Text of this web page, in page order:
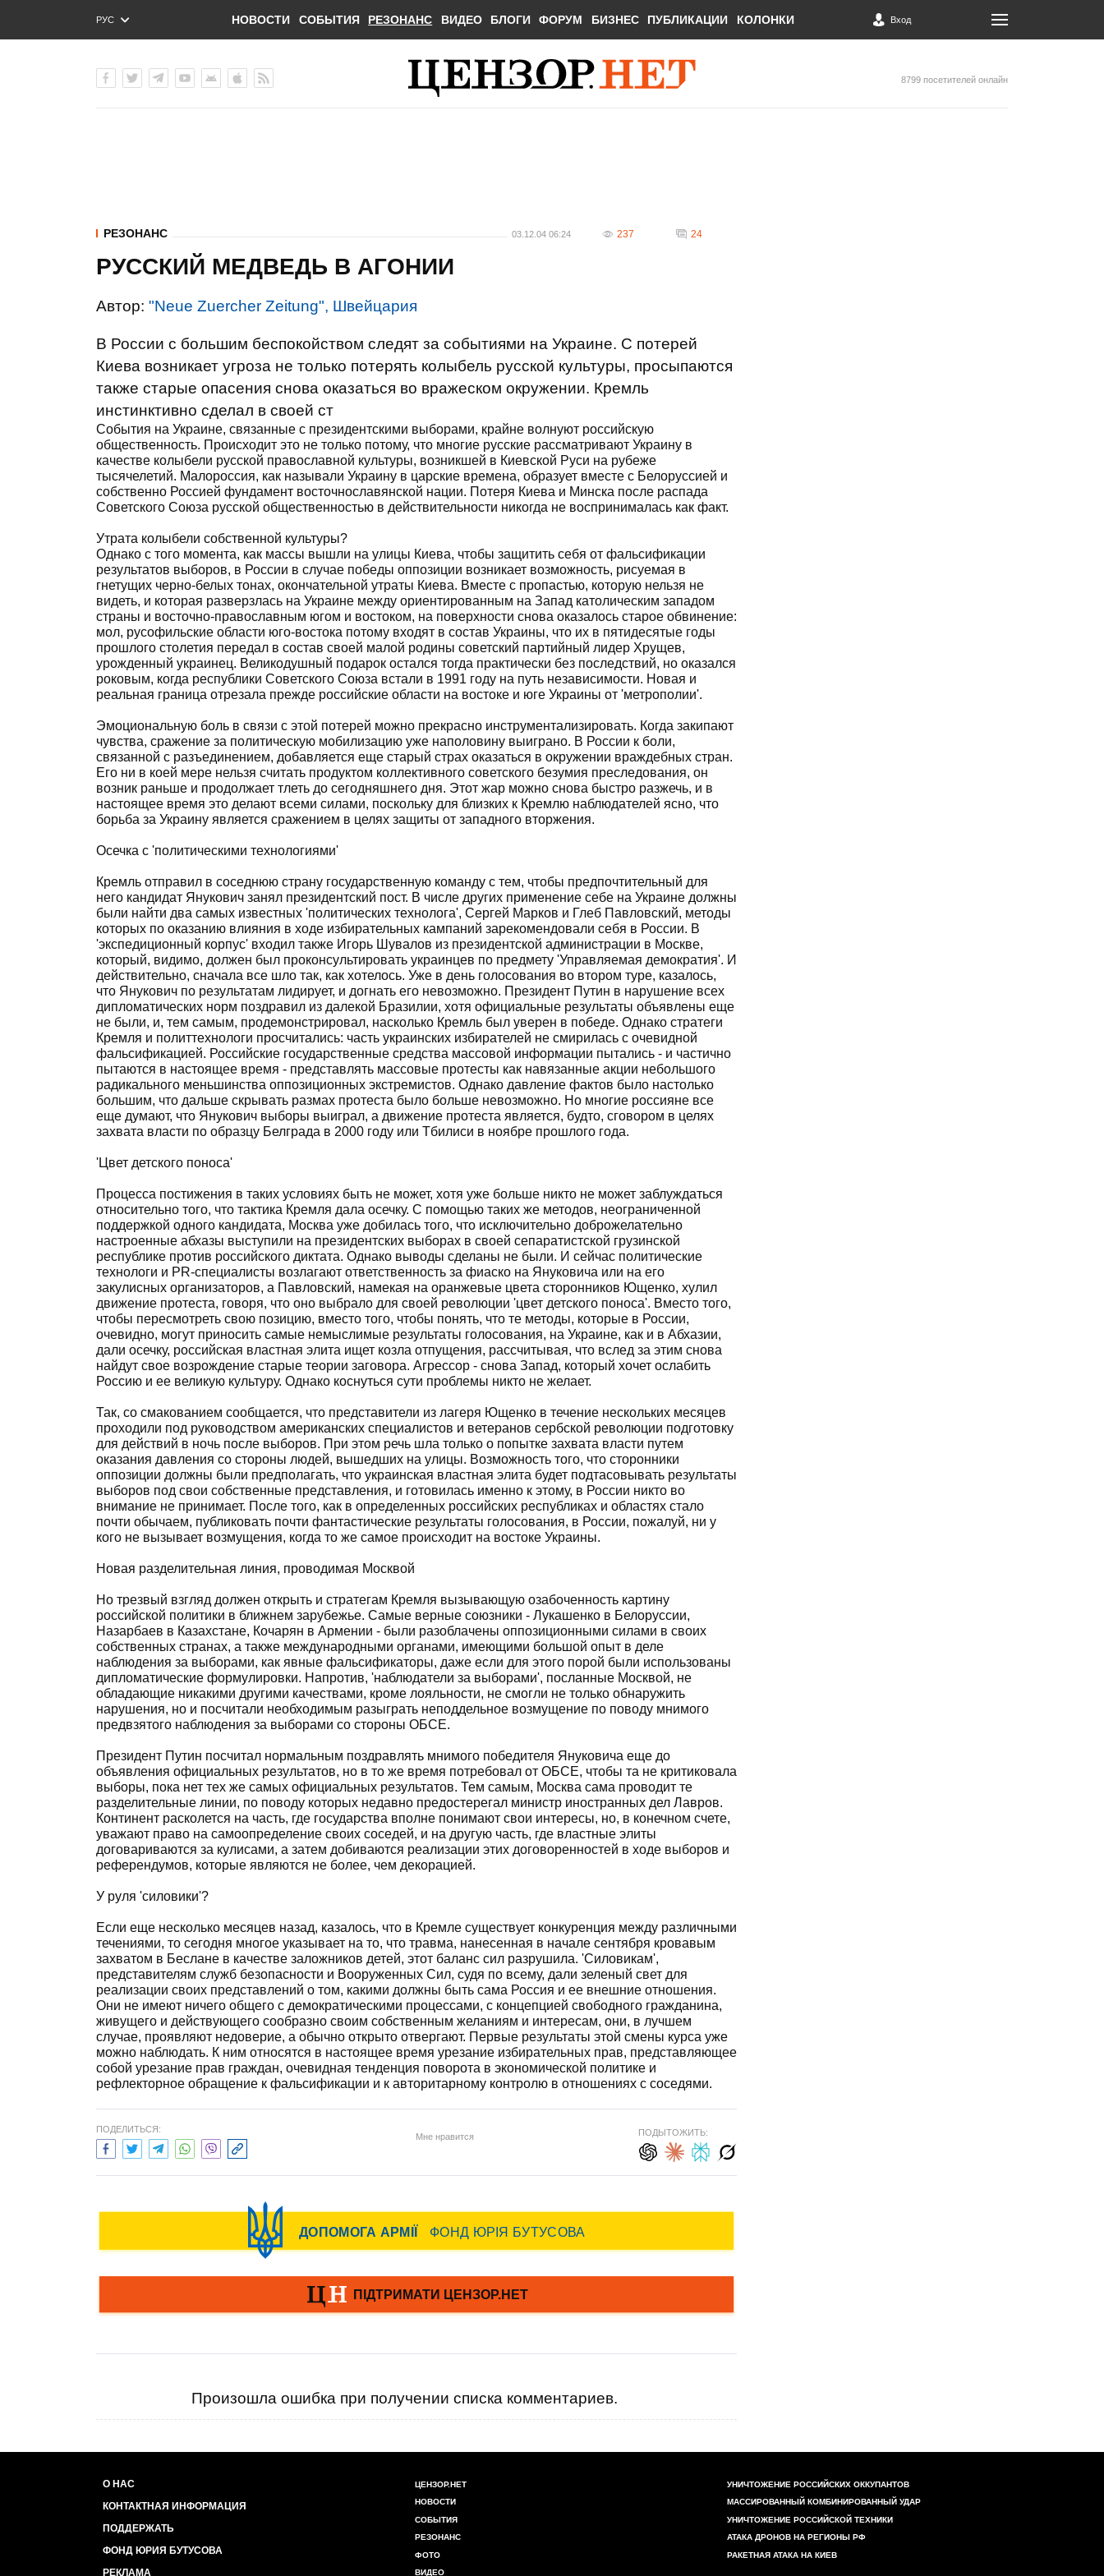
РУС
ENG
НОВОСТИ СОБЫТИЯ РЕЗОНАНС ВИДЕО БЛОГИ ФОРУМ БИЗНЕС ПУБЛИКАЦИИ КОЛОНКИ Вход
8799 посетителей онлайн
РЕЗОНАНС 03.12.04 06:24 237 24
РУССКИЙ МЕДВЕДЬ В АГОНИИ
Автор: "Neue Zuercher Zeitung", Швейцария
В России с большим беспокойством следят за событиями на Украине. С потерей
Киева возникает угроза не только потерять колыбель русской культуры, просыпаются
также старые опасения снова оказаться во вражеском окружении. Кремль
инстинктивно сделал в своей ст
События на Украине, связанные с президентскими выборами, крайне волнуют российскую
общественность. Происходит это не только потому, что многие русские рассматривают Украину в
качестве колыбели русской православной культуры, возникшей в Киевской Руси на рубеже
тысячелетий. Малороссия, как называли Украину в царские времена, образует вместе с Белоруссией и
собственно Россией фундамент восточнославянской нации. Потеря Киева и Минска после распада
Советского Союза русской общественностью в действительности никогда не воспринималась как факт.
Утрата колыбели собственной культуры?
Однако с того момента, как массы вышли на улицы Киева, чтобы защитить себя от фальсификации
результатов выборов, в России в случае победы оппозиции возникает возможность, рисуемая в
гнетущих черно-белых тонах, окончательной утраты Киева. Вместе с пропастью, которую нельзя не
видеть, и которая разверзлась на Украине между ориентированным на Запад католическим западом
страны и восточно-православным югом и востоком, на поверхности снова оказалось старое обвинение:
мол, русофильские области юго-востока потому входят в состав Украины, что их в пятидесятые годы
прошлого столетия передал в состав своей малой родины советский партийный лидер Хрущев,
урожденный украинец. Великодушный подарок остался тогда практически без последствий, но оказался
роковым, когда республики Советского Союза встали в 1991 году на путь независимости. Новая и
реальная граница отрезала прежде российские области на востоке и юге Украины от 'метрополии'.
Эмоциональную боль в связи с этой потерей можно прекрасно инструментализировать. Когда закипают
чувства, сражение за политическую мобилизацию уже наполовину выиграно. В России к боли,
связанной с разъединением, добавляется еще старый страх оказаться в окружении враждебных стран.
Его ни в коей мере нельзя считать продуктом коллективного советского безумия преследования, он
возник раньше и продолжает тлеть до сегодняшнего дня. Этот жар можно снова быстро разжечь, и в
настоящее время это делают всеми силами, поскольку для близких к Кремлю наблюдателей ясно, что
борьба за Украину является сражением в целях защиты от западного вторжения.
Осечка с 'политическими технологиями'
Кремль отправил в соседнюю страну государственную команду с тем, чтобы предпочтительный для
него кандидат Янукович занял президентский пост. В числе других применение себе на Украине должны
были найти два самых известных 'политических технолога', Сергей Марков и Глеб Павловский, методы
которых по оказанию влияния в ходе избирательных кампаний зарекомендовали себя в России. В
'экспедиционный корпус' входил также Игорь Шувалов из президентской администрации в Москве,
который, видимо, должен был проконсультировать украинцев по предмету 'Управляемая демократия'. И
действительно, сначала все шло так, как хотелось. Уже в день голосования во втором туре, казалось,
что Янукович по результатам лидирует, и догнать его невозможно. Президент Путин в нарушение всех
дипломатических норм поздравил из далекой Бразилии, хотя официальные результаты объявлены еще
не были, и, тем самым, продемонстрировал, насколько Кремль был уверен в победе. Однако стратеги
Кремля и политтехнологи просчитались: часть украинских избирателей не смирилась с очевидной
фальсификацией. Российские государственные средства массовой информации пытались - и частично
пытаются в настоящее время - представлять массовые протесты как навязанные акции небольшого
радикального меньшинства оппозиционных экстремистов. Однако давление фактов было настолько
большим, что дальше скрывать размах протеста было больше невозможно. Но многие россияне все
еще думают, что Янукович выборы выиграл, а движение протеста является, будто, сговором в целях
захвата власти по образцу Белграда в 2000 году или Тбилиси в ноябре прошлого года.
'Цвет детского поноса'
Процесса постижения в таких условиях быть не может, хотя уже больше никто не может заблуждаться
относительно того, что тактика Кремля дала осечку. С помощью таких же методов, неограниченной
поддержкой одного кандидата, Москва уже добилась того, что исключительно доброжелательно
настроенные абхазы выступили на президентских выборах в своей сепаратистской грузинской
республике против российского диктата. Однако выводы сделаны не были. И сейчас политические
технологи и PR-специалисты возлагают ответственность за фиаско на Януковича или на его
закулисных организаторов, а Павловский, намекая на оранжевые цвета сторонников Ющенко, хулил
движение протеста, говоря, что оно выбрало для своей революции 'цвет детского поноса'. Вместо того,
чтобы пересмотреть свою позицию, вместо того, чтобы понять, что те методы, которые в России,
очевидно, могут приносить самые немыслимые результаты голосования, на Украине, как и в Абхазии,
дали осечку, российская властная элита ищет козла отпущения, рассчитывая, что вслед за этим снова
найдут свое возрождение старые теории заговора. Агрессор - снова Запад, который хочет ослабить
Россию и ее великую культуру. Однако коснуться сути проблемы никто не желает.
Так, со смакованием сообщается, что представители из лагеря Ющенко в течение нескольких месяцев
проходили под руководством американских специалистов и ветеранов сербской революции подготовку
для действий в ночь после выборов. При этом речь шла только о попытке захвата власти путем
оказания давления со стороны людей, вышедших на улицы. Возможность того, что сторонники
оппозиции должны были предполагать, что украинская властная элита будет подтасовывать результаты
выборов под свои собственные представления, и готовилась именно к этому, в России никто во
внимание не принимает. После того, как в определенных российских республиках и областях стало
почти обычаем, публиковать почти фантастические результаты голосования, в России, пожалуй, ни у
кого не вызывает возмущения, когда то же самое происходит на востоке Украины.
Новая разделительная линия, проводимая Москвой
Но трезвый взгляд должен открыть и стратегам Кремля вызывающую озабоченность картину
российской политики в ближнем зарубежье. Самые верные союзники - Лукашенко в Белоруссии,
Назарбаев в Казахстане, Кочарян в Армении - были разоблачены оппозиционными силами в своих
собственных странах, а также международными органами, имеющими большой опыт в деле
наблюдения за выборами, как явные фальсификаторы, даже если для этого порой были использованы
дипломатические формулировки. Напротив, 'наблюдатели за выборами', посланные Москвой, не
обладающие никакими другими качествами, кроме лояльности, не смогли не только обнаружить
нарушения, но и посчитали необходимым разыграть неподдельное возмущение по поводу мнимого
предвзятого наблюдения за выборами со стороны ОБСЕ.
Президент Путин посчитал нормальным поздравлять мнимого победителя Януковича еще до
объявления официальных результатов, но в то же время потребовал от ОБСЕ, чтобы та не критиковала
выборы, пока нет тех же самых официальных результатов. Тем самым, Москва сама проводит те
разделительные линии, по поводу которых недавно предостерегал министр иностранных дел Лавров.
Континент расколется на часть, где государства вполне понимают свои интересы, но, в конечном счете,
уважают право на самоопределение своих соседей, и на другую часть, где властные элиты
договариваются за кулисами, а затем добиваются реализации этих договоренностей в ходе выборов и
референдумов, которые являются не более, чем декорацией.
У руля 'силовики'?
Если еще несколько месяцев назад, казалось, что в Кремле существует конкуренция между различными
течениями, то сегодня многое указывает на то, что травма, нанесенная в начале сентября кровавым
захватом в Беслане в качестве заложников детей, этот баланс сил разрушила. 'Силовикам',
представителям служб безопасности и Вооруженных Сил, судя по всему, дали зеленый свет для
реализации своих представлений о том, какими должны быть сама Россия и ее внешние отношения.
Они не имеют ничего общего с демократическими процессами, с концепцией свободного гражданина,
живущего и действующего сообразно своим собственным желаниям и интересам, они, в лучшем
случае, проявляют недоверие, а обычно открыто отвергают. Первые результаты этой смены курса уже
можно наблюдать. К ним относятся в настоящее время урезание избирательных прав, представляющее
собой урезание прав граждан, очевидная тенденция поворота в экономической политике и
рефлекторное обращение к фальсификации и к авторитарному контролю в отношениях с соседями.
ПОДЕЛИТЬСЯ:
Мне нравится ПОДЫТОЖИТЬ:
Произошла ошибка при получении списка комментариев.
О НАС
КОНТАКТНАЯ ИНФОРМАЦИЯ
ПОДДЕРЖАТЬ
ФОНД ЮРИЯ БУТУСОВА
РЕКЛАМА
ЦЕНЗОР.НЕТ
НОВОСТИ
СОБЫТИЯ
РЕЗОНАНС
ФОТО
ВИДЕО
УНИЧТОЖЕНИЕ РОССИЙСКИХ ОККУПАНТОВ
МАССИРОВАННЫЙ КОМБИНИРОВАННЫЙ УДАР
УНИЧТОЖЕНИЕ РОССИЙСКОЙ ТЕХНИКИ
АТАКА ДРОНОВ НА РЕГИОНЫ РФ
РАКЕТНАЯ АТАКА НА КИЕВ